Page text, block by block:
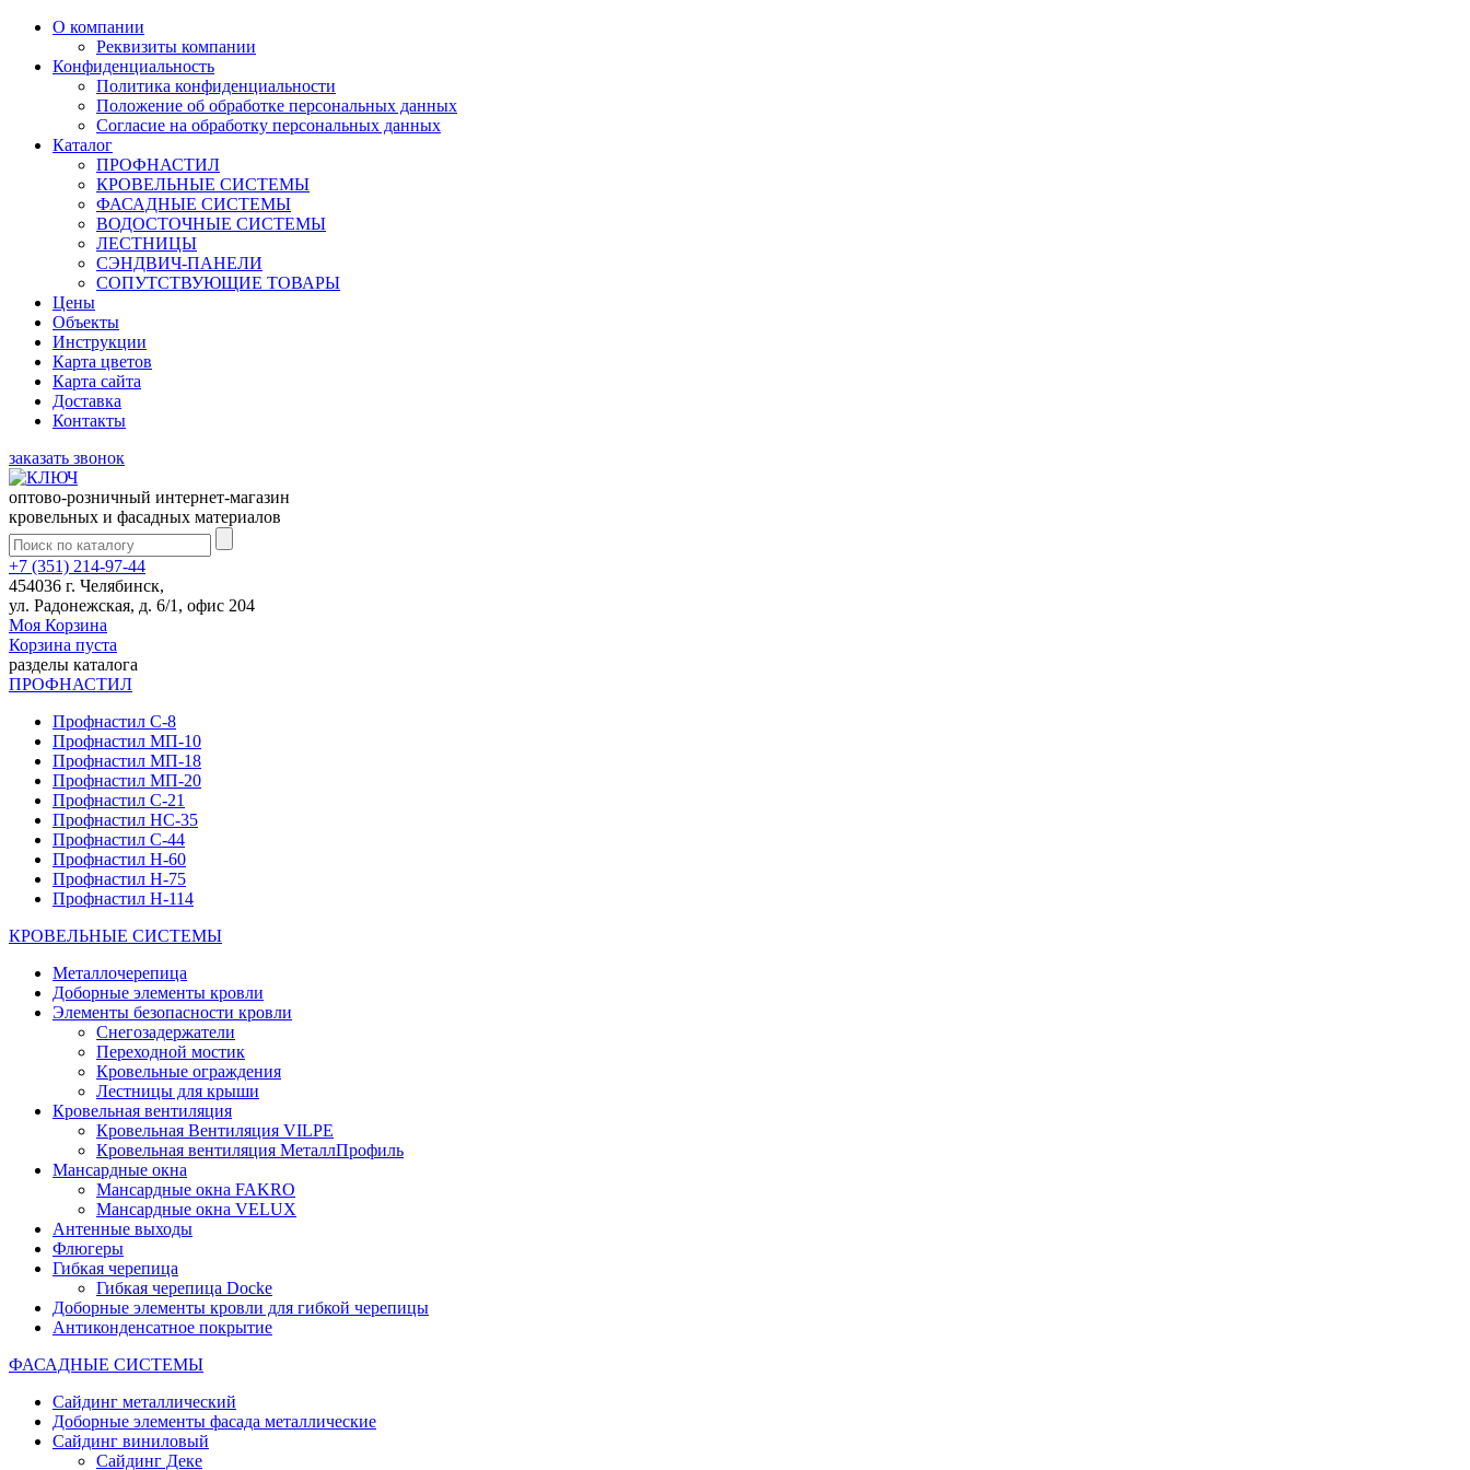
О компании
Реквизиты компании
Конфиденциальность
Политика конфиденциальности
Положение об обработке персональных данных
Согласие на обработку персональных данных
Каталог
ПРОФНАСТИЛ
КРОВЕЛЬНЫЕ СИСТЕМЫ
ФАСАДНЫЕ СИСТЕМЫ
ВОДОСТОЧНЫЕ СИСТЕМЫ
ЛЕСТНИЦЫ
СЭНДВИЧ-ПАНЕЛИ
СОПУТСТВУЮЩИЕ ТОВАРЫ
Цены
Объекты
Инструкции
Карта цветов
Карта сайта
Доставка
Контакты
заказать звонок
оптово-розничный интернет-магазин
кровельных и фасадных материалов
+7 (351) 214-97-44
454036 г. Челябинск,
ул. Радонежская, д. 6/1, офис 204
Моя Корзина
Корзина пуста
разделы каталога
ПРОФНАСТИЛ
Профнастил С-8
Профнастил МП-10
Профнастил МП-18
Профнастил МП-20
Профнастил С-21
Профнастил НС-35
Профнастил С-44
Профнастил Н-60
Профнастил Н-75
Профнастил Н-114
КРОВЕЛЬНЫЕ СИСТЕМЫ
Металлочерепица
Доборные элементы кровли
Элементы безопасности кровли
Снегозадержатели
Переходной мостик
Кровельные ограждения
Лестницы для крыши
Кровельная вентиляция
Кровельная Вентиляция VILPE
Кровельная вентиляция МеталлПрофиль
Мансардные окна
Мансардные окна FAKRO
Мансардные окна VELUX
Антенные выходы
Флюгеры
Гибкая черепица
Гибкая черепица Docke
Доборные элементы кровли для гибкой черепицы
Антиконденсатное покрытие
ФАСАДНЫЕ СИСТЕМЫ
Сайдинг металлический
Доборные элементы фасада металлические
Сайдинг виниловый
Сайдинг Деке